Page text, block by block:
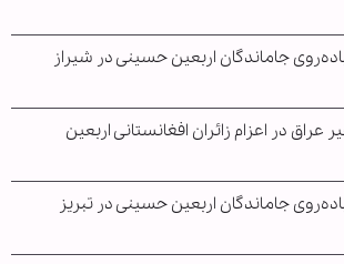
جاماندگان اربعین حسینی در شیراز
عراق در اعزام زائران افغانستانی اربعین
جاماندگان اربعین حسینی در تبریز